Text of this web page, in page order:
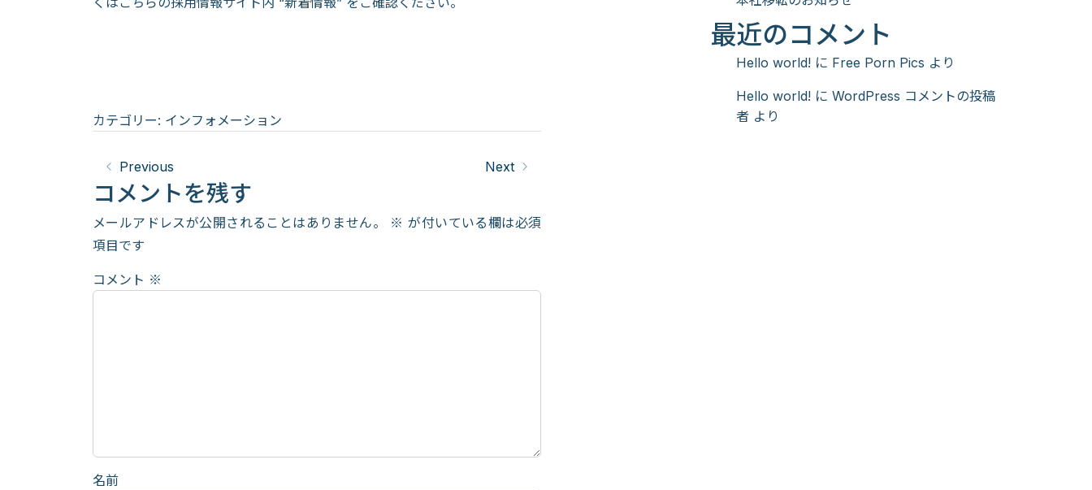
カテゴリー: インフォメーション
Previous Next
コメントを残す
メールアドレスが公開されることはありません。 ※ が付いている欄は必須
項目です
コメント ※
名前
最近のコメント
Hello world! に Free Porn Pics より
Hello world! に WordPress コメントの投稿
者 より